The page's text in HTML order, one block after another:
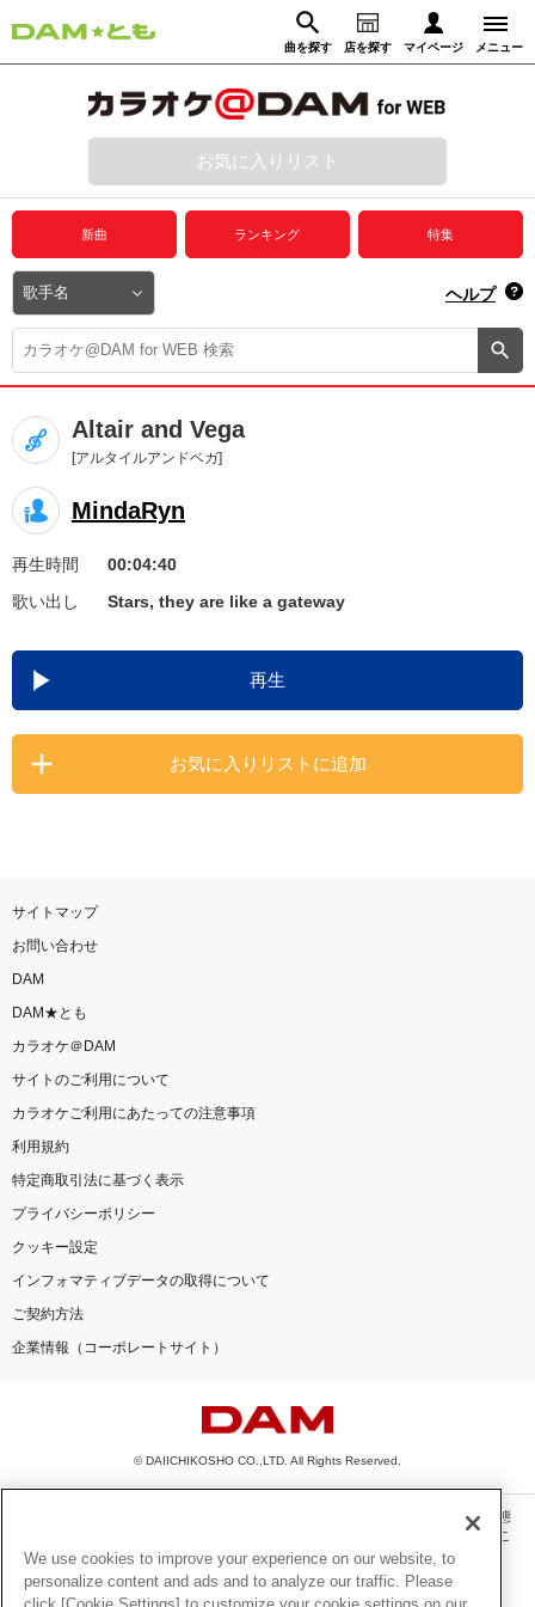
曲を探す 店を探す マイページ メニュー
動画からさがす 録音からさがす
ログイン
プレミアムサービス
DAM★とも動画
DAM★とも録音
カラオケ＠DAM
ユーザー検索
キャンペーン
お知らせ よくあるご質問
DAMの新曲・ランキングなど
カラオケ最新情報をチェック！
お気に入りリスト
新曲 ランキング 特集
ヘルプ
Altair and Vega
[アルタイルアンドベガ]
MindaRyn
再生時間
00:04:40
歌い出し
Stars, they are like a gateway
再生
お気に入りリストに追加
サイトマップ
お問い合わせ
DAM
DAM★とも
カラオケ＠DAM
サイトのご利用について
カラオケご利用にあたっての注意事項
利用規約
特定商取引法に基づく表示
プライバシーポリシー
クッキー設定
インフォマティブデータの取得について
ご契約方法
企業情報（コーポレートサイト）
© DAIICHIKOSHO CO.,LTD. All Rights Reserved.
このサイトに掲載されている一切の文章・画像・写真・動画・音声等を、手段や形態
を問わず、著作権法の定める範囲を超えて無断で複製、転載、ファイル化などするこ
とを禁じます。
楽曲及びコンテンツは、機種によりご利用いただけない場合があります。
We use cookies to improve your experience on our website, to
personalize content and ads and to analyze our traffic. Please